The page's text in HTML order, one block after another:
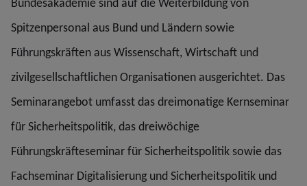
Spitzenpersonal aus Bund und Ländern sowie
Führungskräften aus Wissenschaft, Wirtschaft und
zivilgesellschaftlichen Organisationen ausgerichtet. Das
Seminarangebot umfasst das dreimonatige Kernseminar
für Sicherheitspolitik, das dreiwöchige
Führungskräfteseminar für Sicherheitspolitik sowie das
Fachseminar Digitalisierung und Sicherheitspolitik und